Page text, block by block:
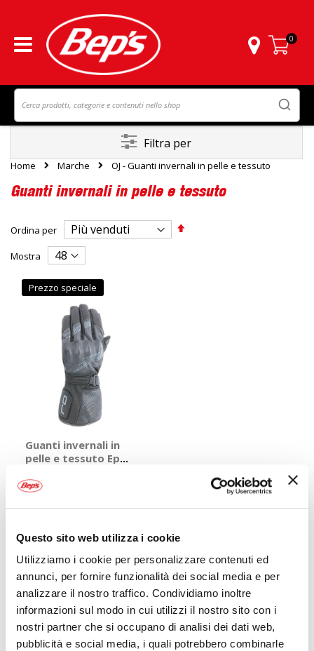
Questo sito web utilizza i cookie
Utilizziamo i cookie per personalizzare contenuti ed
annunci, per fornire funzionalità dei social media e per
analizzare il nostro traffico. Condividiamo inoltre
informazioni sul modo in cui utilizzi il nostro sito con i
nostri partner che si occupano di analisi dei dati web,
pubblicità e social media, i quali potrebbero combinarle
Carrello
0
Home Marche OJ - Guanti invernali in pelle e tessuto
Guanti invernali in pelle e tessuto
Ordina per
Imposta
Mostra
Prezzo speciale
Guanti invernali in
pelle e tessuto Epic
Nero Tg 2XL
53,95 €
Mostra
Filtra per